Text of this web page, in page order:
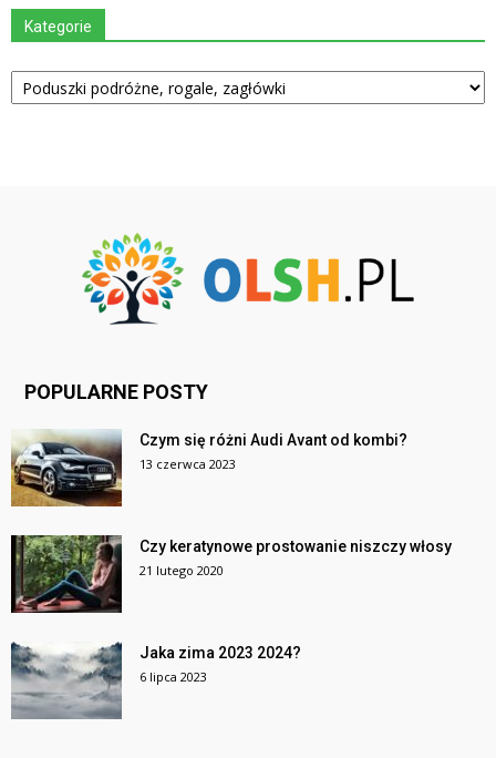
Kategorie
Kategorie
POPULARNE POSTY
Czym się różni Audi Avant od kombi?
13 czerwca 2023
Czy keratynowe prostowanie niszczy włosy
21 lutego 2020
Jaka zima 2023 2024?
6 lipca 2023